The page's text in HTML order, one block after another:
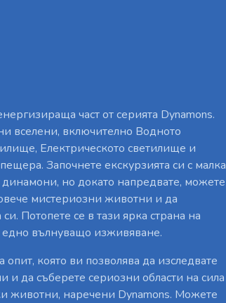
част от серията Dynamons.
вселени, включително Водното
Електрическото светилище и
Започнете екскурзията си с малка
но докато напредвате, можете
мистериозни животни и да
Потопете се в тази ярка страна на
едно вълнуващо изживяване.
опит, която ви позволява да изследвате
и да съберете сериозни области на сила
животни, наречени Dynamons. Можете